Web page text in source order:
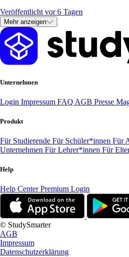
Veröffentlicht vor 6 Tagen
Mehr anzeigen
Unternehmen
Login Impressum FAQ AGB Presse
Produkt
Für Studierende Für Schüler*innen Für
Unternehmen Für Lehrer*innen Für
Help
Help CenterPremium Login
© StudySmarter
AGB
Impressum
Datenschutzerklärung